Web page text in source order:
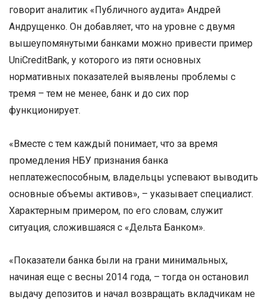
говорит аналитик «Публичного аудита» Андрей
Андрущенко. Он добавляет, что на уровне с двумя
вышеупомянутыми банками можно привести пример
UniCreditBank, у которого из пяти основных
нормативных показателей выявлены проблемы с
тремя – тем не менее, банк и до сих пор
функционирует.
«Вместе с тем каждый понимает, что за время
промедления НБУ признания банка
неплатежеспособным, владельцы успевают выводить
основные объемы активов», – указывает специалист.
Характерным примером, по его словам, служит
ситуация, сложившаяся с «Дельта Банком».
«Показатели банка были на грани минимальных,
начиная еще с весны 2014 года, – тогда он остановил
выдачу депозитов и начал возвращать вкладчикам не